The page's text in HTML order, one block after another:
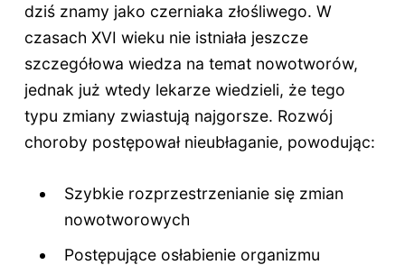
dziś znamy jako czerniaka złośliwego. W
czasach XVI wieku nie istniała jeszcze
szczegółowa wiedza na temat nowotworów,
jednak już wtedy lekarze wiedzieli, że tego
typu zmiany zwiastują najgorsze. Rozwój
choroby postępował nieubłaganie, powodując:
Szybkie rozprzestrzenianie się zmian
nowotworowych
Postępujące osłabienie organizmu